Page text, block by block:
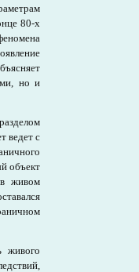
80-х
но и
ведет с
объект
живом
живого